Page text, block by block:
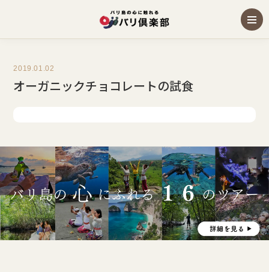
2019.01.02
オーガニックチョコレートの試食